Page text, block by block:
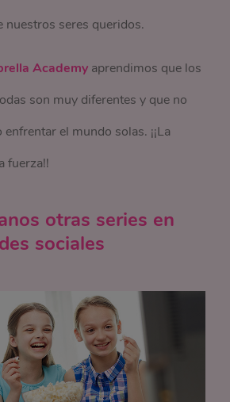
nuestros seres queridos.
Academy aprendimos que los
son muy diferentes y que no
el mundo solas. ¡¡La
fuerza!!
otras series en
sociales